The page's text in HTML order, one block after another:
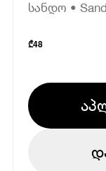
სანდო •
₾48